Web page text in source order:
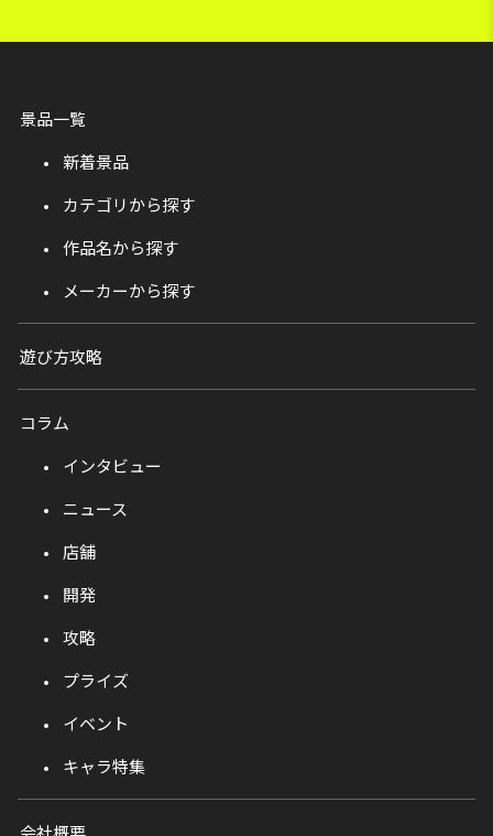
景品一覧
新着景品
カテゴリから探す
作品名から探す
メーカーから探す
遊び方攻略
コラム
インタビュー
ニュース
店舗
開発
攻略
プライズ
イベント
キャラ特集